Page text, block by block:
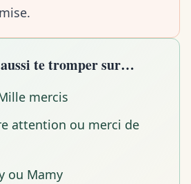
te tromper sur…
mercis
attention ou merci de
ou Mamy